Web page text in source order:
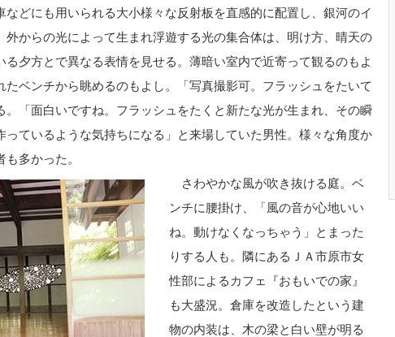
どにも用いられる大小様々な反射板を直感的に配置し、銀河のイ
外からの光によって生まれ浮遊する光の集合体は、明け方、晴天の
る夕方とで異なる表情を見せる。薄暗い室内で近寄って観るのもよ
たベンチから眺めるのもよし。「写真撮影可。フラッシュをたいて
。「面白いですね。フラッシュをたくと新たな光が生まれ、その瞬
っているような気持ちになる」と来場していた男性。様々な角度か
多かった。
さわやかな風が吹き抜ける庭。ベ
ンチに腰掛け、「風の音が心地いい
ね。動けなくなっちゃう」とまった
りする人も。隣にあるＪＡ市原市女
性部によるカフェ『おもいでの家』
も大盛況。倉庫を改造したという建
物の内装は、木の梁と白い壁が明る